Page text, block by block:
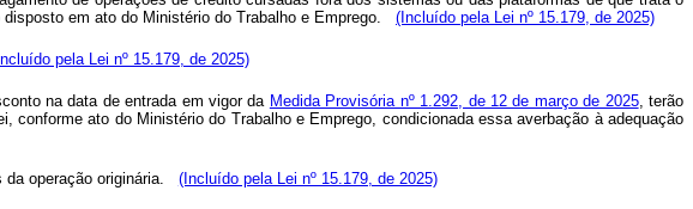
em ato do Ministério do Trabalho e Emprego. (Incluído pela Lei nº 15.179, de 2025)
pela Lei nº 15.179, de 2025)
na data de entrada em vigor da Medida Provisória nº 1.292, de 12 de março de 2025, terão
ato do Ministério do Trabalho e Emprego, condicionada essa averbação à adequação
operação originária. (Incluído pela Lei nº 15.179, de 2025)